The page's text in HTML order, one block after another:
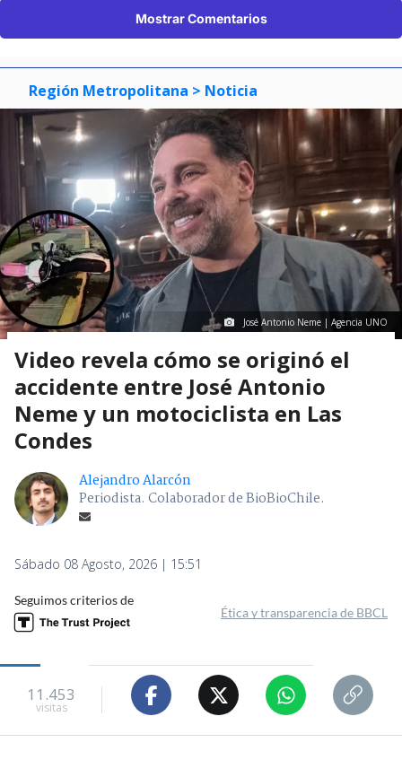
Mostrar Comentarios
Región Metropolitana > Noticia
José Antonio Neme | Agencia UNO
Video revela cómo se originó el
accidente entre José Antonio
Neme y un motociclista en Las
Condes
Alejandro Alarcón
Periodista. Colaborador de BioBioChile.
Sábado 08 Agosto, 2026 | 15:51
Seguimos criterios de
Ética y transparencia de BBCL
11.453
visitas